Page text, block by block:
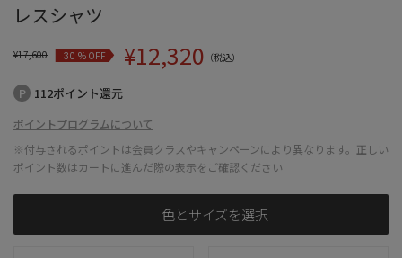
レスシャツ
¥17,600 30 % OFF ¥12,320 （税込）
112ポイント還元
ポイントプログラムについて
※付与されるポイントは会員クラスやキャンペーンにより異なります。正しい
ポイント数はカートに進んだ際の表示をご確認ください
色とサイズを選択